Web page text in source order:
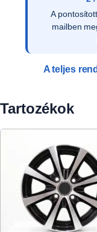
Az ajánlat
a vevői
A teljes
Tartozékok